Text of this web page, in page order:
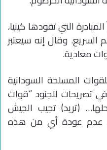
التي تقودها كينيا،
وقال إنه سيعتبر
معادية.
المسلحة السودانية
تصريحات للجنود “قوات
(تريد) تجيب الجيش
عدم عودة أي من هذه